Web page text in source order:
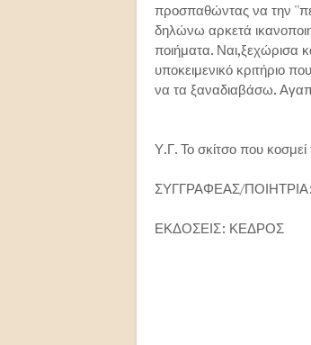
προσπαθώντας να την
δηλώνω αρκετά
ποιήματα. Ναι,ξεχώρισα
υποκειμενικό κριτήριο
να τα ξαναδιαβάσω.
Καλά
Υ.Γ. Το σκίτσο που
ΣΥΓΓΡΑΦΕΑΣ/
ΕΚΔΟΣΕΙΣ: ΚΕΔΡΟΣ